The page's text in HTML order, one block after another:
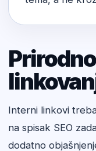
Interni linkovi
na spisak SEO
dodatno